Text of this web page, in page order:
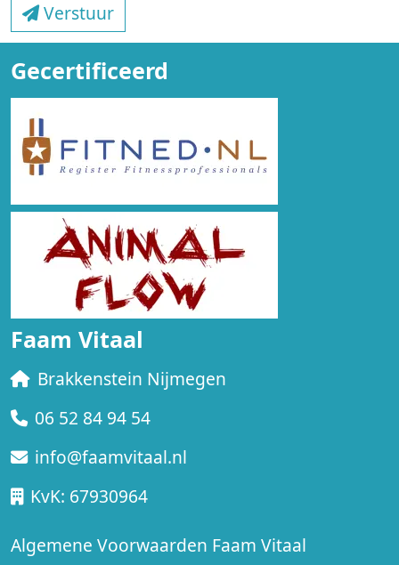
Verstuur
Gecertificeerd
Faam Vitaal
Brakkenstein Nijmegen
06 52 84 94 54
info@faamvitaal.nl
KvK: 67930964
Algemene Voorwaarden Faam Vitaal